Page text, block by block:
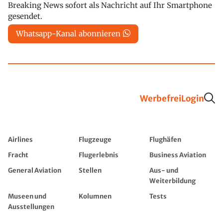
Breaking News sofort als Nachricht auf Ihr Smartphone
gesendet.
Whatsapp-Kanal abonnieren
WerbefreiLogin
Airlines Flugzeuge
Flughäfen
Fracht
Flugerlebnis
Business Aviation
General Aviation
Stellen
Aus- und
Weiterbildung
Museen und
Ausstellungen
Kolumnen Tests